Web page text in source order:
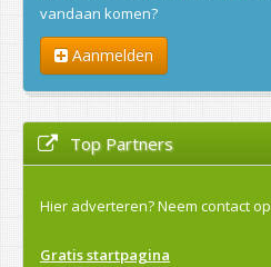
vandaan komen?
Aanmelden
Top Partners
Hier adverteren?Neem contact op
Gratis startpagina